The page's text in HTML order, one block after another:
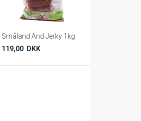
Småland And Jerky 1kg
119,00 DKK